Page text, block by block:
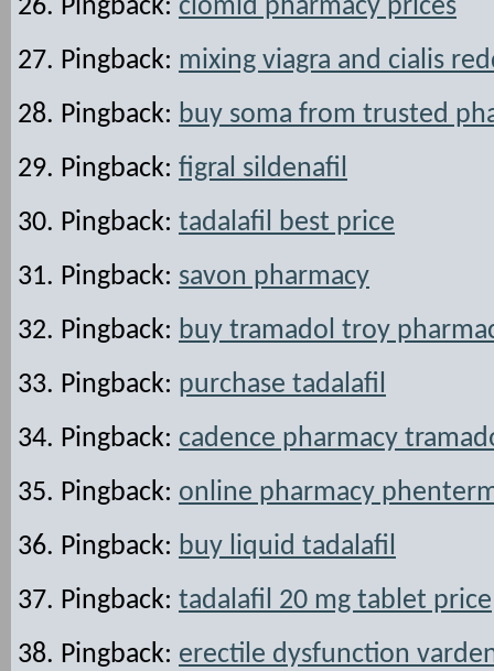
Pingback: clomid pharmacy prices
Pingback: mixing viagra and cialis
Pingback: buy soma from trusted
Pingback: figral sildenafil
Pingback: tadalafil best price
Pingback: savon pharmacy
Pingback: buy tramadol troy
Pingback: purchase tadalafil
Pingback: cadence pharmacy
Pingback: online pharmacy
Pingback: buy liquid tadalafil
Pingback: tadalafil 20 mg tablet price
Pingback: erectile dysfunction